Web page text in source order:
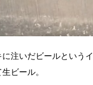
注いだビールという
ビール。